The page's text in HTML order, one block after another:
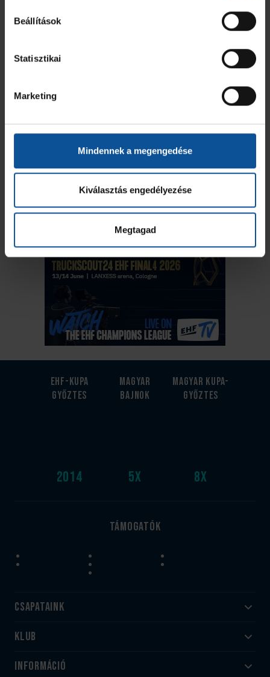
Beállítások
Statisztikai
Marketing
Mindennek a megengedése
Kiválasztás engedélyezése
Megtagad
EHF-Kupa
győztes
2014
Magyar
bajnok
5x
Magyar kupa-
győztes
8x
Támogatók
Csapataink
Felnőtt
Utánpótlás
Klub
#HandballFamily
Információ